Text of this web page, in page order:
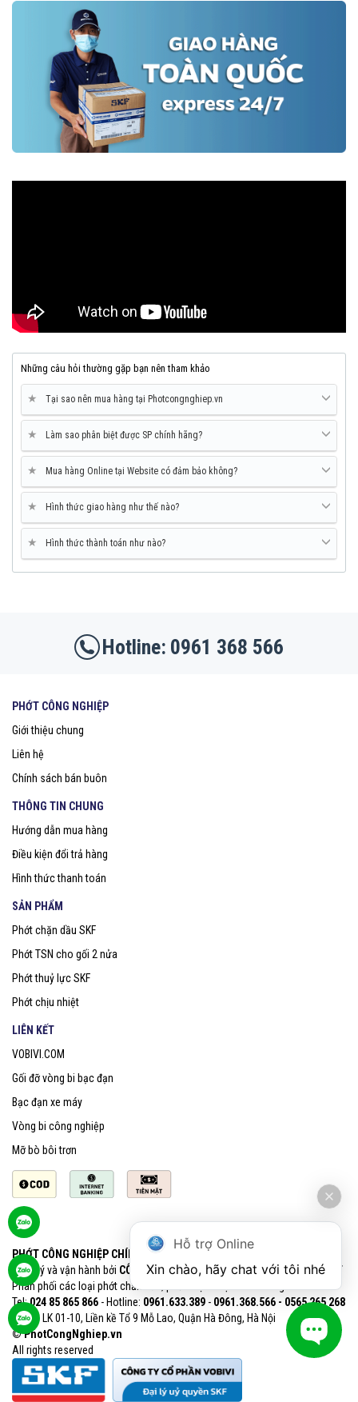
Những câu hỏi thường gặp bạn nên tham khảo
★ Tại sao nên mua hàng tại Photcongnghiep.vn
★ Làm sao phân biệt được SP chính hãng?
★ Mua hàng Online tại Website có đảm bảo không?
★ Hình thức giao hàng như thế nào?
★ Hình thức thành toán như nào?
0961 368 566
PHỚT CÔNG NGHIỆP
Giới thiệu chung
Liên hệ
Chính sách bán buôn
THÔNG TIN CHUNG
Hướng dẫn mua hàng
Điều kiện đổi trả hàng
Hình thức thanh toán
SẢN PHẨM
Phớt chặn dầu SKF
Phớt TSN cho gối 2 nửa
Phớt thuỷ lực SKF
Phớt chịu nhiệt
LIÊN KẾT
VOBIVI.COM
Gối đỡ vòng bi bạc đạn
Bạc đạn xe máy
Vòng bi công nghiệp
Mỡ bò bôi trơn
PHỚT CÔNG NGHIỆP CHÍNH HÃNG SKF
Quản lý và vận hành bởi CÔNG TY CỔ PHẦN VOBIVI - Đại lý uỷ quyền SKF
Phân phối các loại phớt chắn dầu, phớt chịu nhiệt chính hãng SKF
Tel:024 85 865 866 - Hotline: 0961.633.389​ - 0961.368.566 - 0565 265 268​
VPGD: LK 01-10, Liền kề Tổ 9 Mỗ Lao, Quận Hà Đông, Hà Nội
© PhotCongNghiep.vn
All rights reserved
Hỗ trợ Online
Xin chào, hãy chat với tôi nhé